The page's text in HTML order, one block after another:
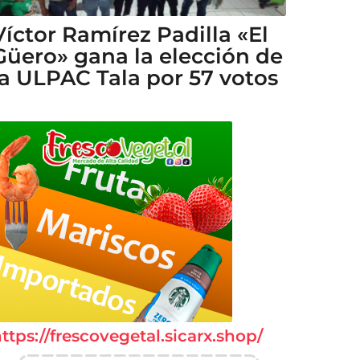
Ramírez Padilla «El
gana la elección de
ULPAC Tala por 57 votos
frescovegetal.sicarx.shop/